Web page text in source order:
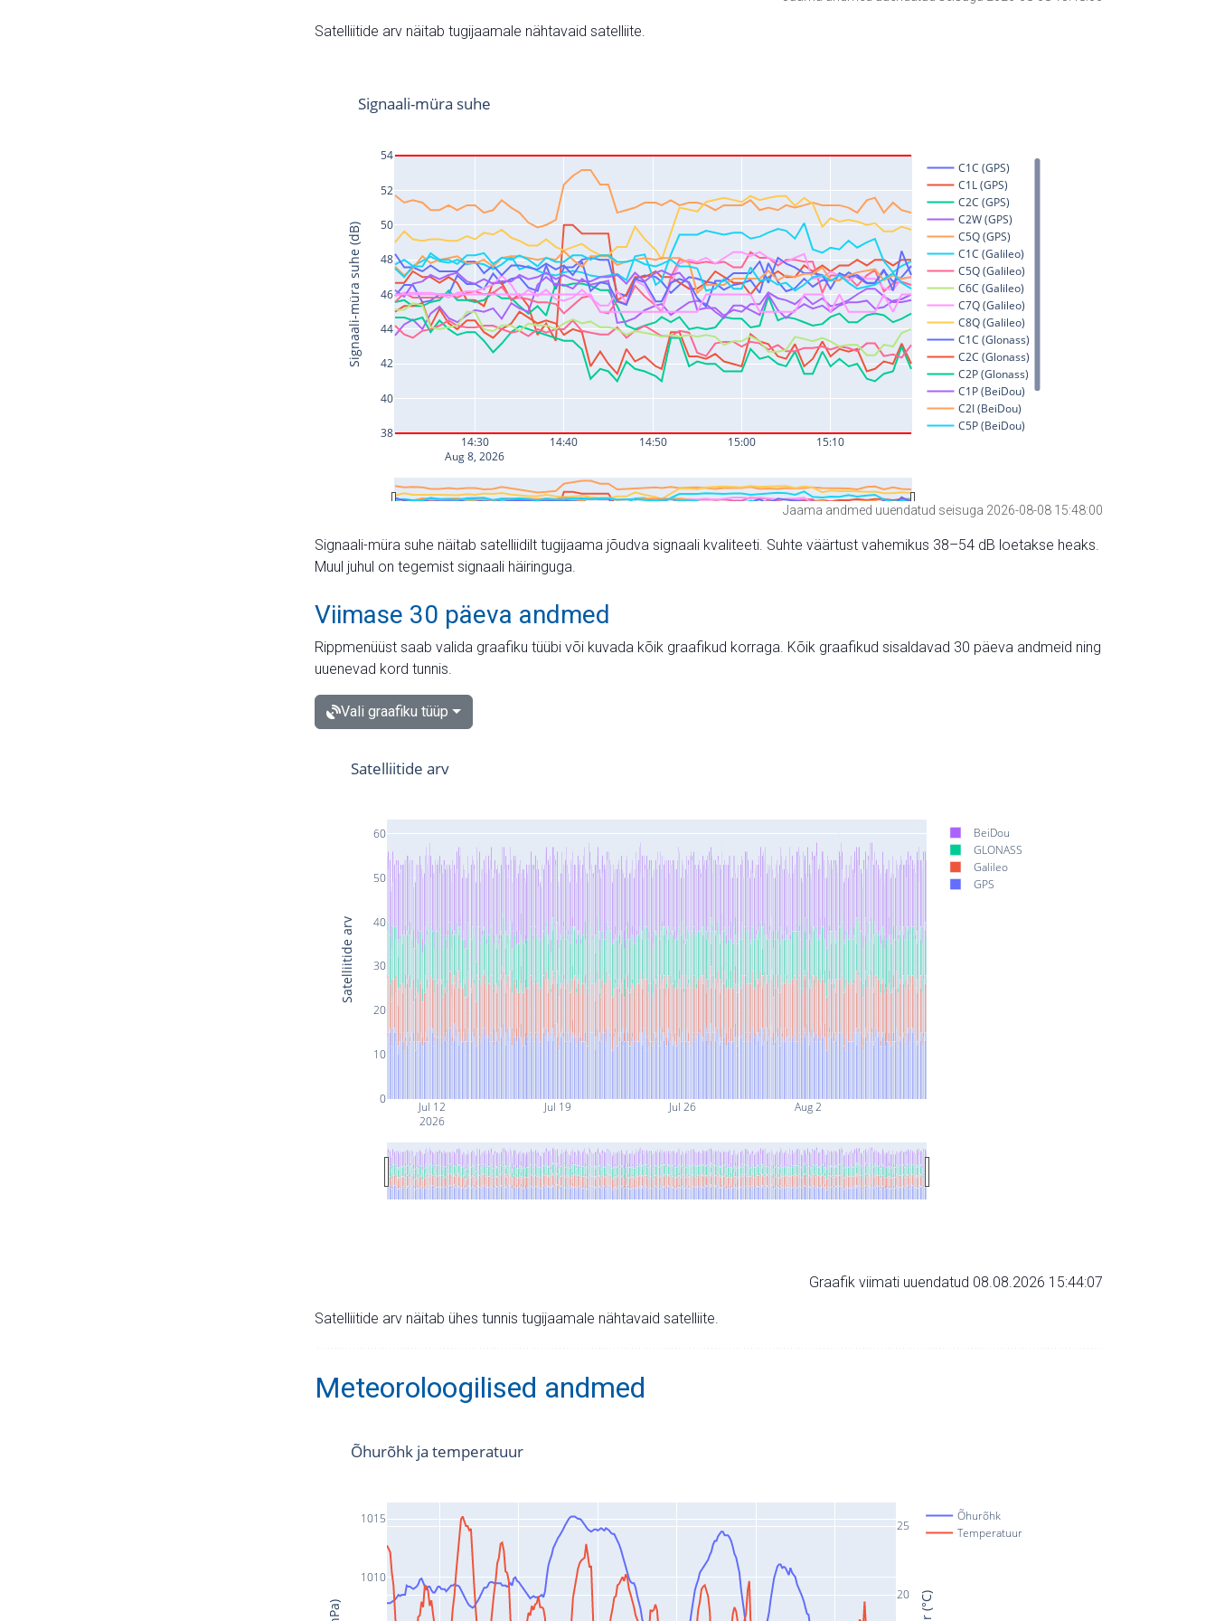
Satelliitide arv näitab tugijaamale nähtavaid satelliite.
Jaama andmed uuendatud seisuga 2026-08-08 15:48:00
Signaali-müra suhe näitab satelliidilt tugijaama jõudva signaali kvaliteeti. Suhte väärtust vahemikus 38–54 dB loetakse heaks.
Muul juhul on tegemist signaali häiringuga.
Viimase 30 päeva andmed
Rippmenüüst saab valida graafiku tüübi või kuvada kõik graafikud korraga. Kõik graafikud sisaldavad 30 päeva andmeid ning
uuenevad kord tunnis.
Vali graafiku tüüp
Jul 12
2026
Jul 19 Jul 26 Aug 2
0
10
20
30
40
50
60
BeiDou
GLONASS
Galileo
GPS
Satelliitide arv
Satelliitide arv
Graafik viimati uuendatud 08.08.2026 15:44:07
Satelliitide arv näitab ühes tunnis tugijaamale nähtavaid satelliite.
Meteoroloogilised andmed
1010
1015
20
25
Õhurõhk
Temperatuur
Õhurõhk ja temperatuur